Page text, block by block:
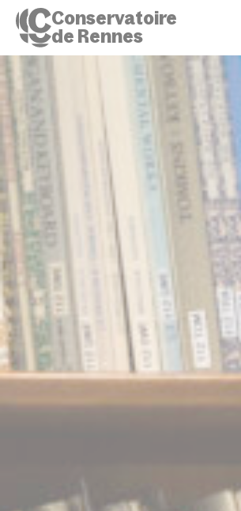
Conservatoire
de Rennes
Conservatoire de Rennes
Saison culturelle
Actions d'éducation
Bibliothèque musicale
Infos pratiques
BILLETTERIE